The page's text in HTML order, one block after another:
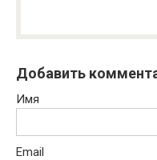
Добавить
Имя
Email